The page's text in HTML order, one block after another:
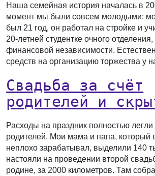
Наша семейная история началась в
момент мы были совсем молодыми:
был 21 год, он работал на стройке и
20-летней студентке очного
финансовой независимости.
средств на организацию торжества у
Свадьба за счёт
родителей и
Расходы на праздник полностью
родителей. Мои мама и папа, который
неплохо зарабатывал, выделили 140
настояли на проведении второй
родине, за 2000 километров. Там